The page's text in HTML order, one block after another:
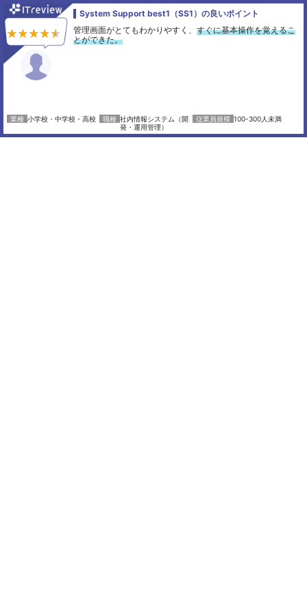
System Support best1（SS1）の良いポイント
管理画面がとてもわかりやすく、 すぐに基本操作を覚えるこ
とができた。
小学校・中学校・高校
社内情報システム（開
発・運用管理）
100-300人未満